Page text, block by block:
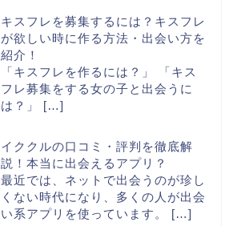
キスフレを募集するには？キスフレ
が欲しい時に作る方法・出会い方を
紹介！
「キスフレを作るには？」 「キス
フレ募集をする女の子と出会うに
は？」 […]
イククルの口コミ・評判を徹底解
説！本当に出会えるアプリ？
最近では、ネットで出会うのが珍し
くない時代になり、多くの人が出会
い系アプリを使っています。 […]